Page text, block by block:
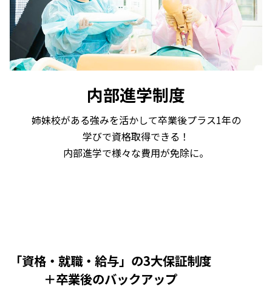
内部進学制度
姉妹校がある強みを活かして卒業後プラス1年の
学びで資格取得できる！
内部進学で様々な費用が免除に。
「資格・就職・給与」の3大保証制度
＋卒業後のバックアップ